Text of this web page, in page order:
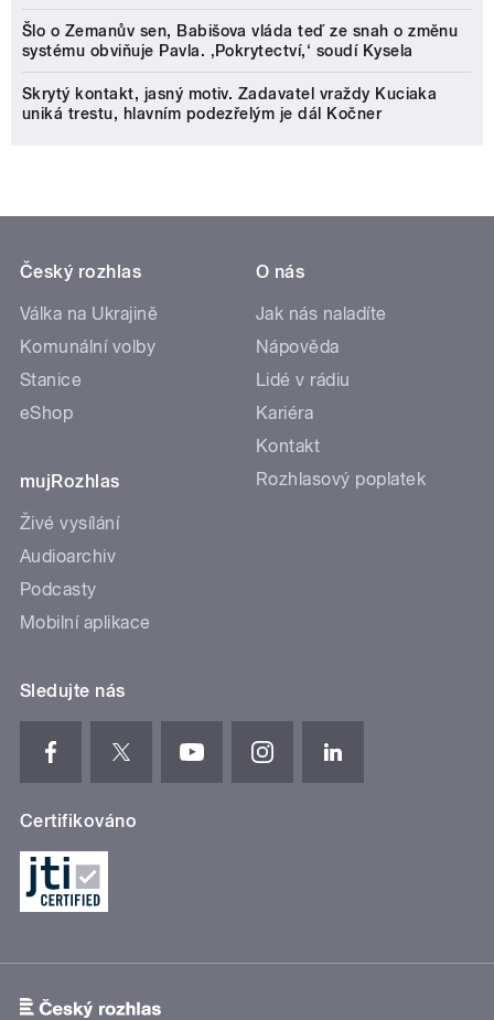
Šlo o Zemanův sen, Babišova vláda teď ze snah o změnu
systému obviňuje Pavla. ‚Pokrytectví,‘ soudí Kysela
Skrytý kontakt, jasný motiv. Zadavatel vraždy Kuciaka
uniká trestu, hlavním podezřelým je dál Kočner
Český rozhlas
Válka na Ukrajině
Komunální volby
Stanice
eShop
mujRozhlas
Živé vysílání
Audioarchiv
Podcasty
Mobilní aplikace
O nás
Jak nás naladíte
Nápověda
Lidé v rádiu
Kariéra
Kontakt
Rozhlasový poplatek
Sledujte nás
Certifikováno